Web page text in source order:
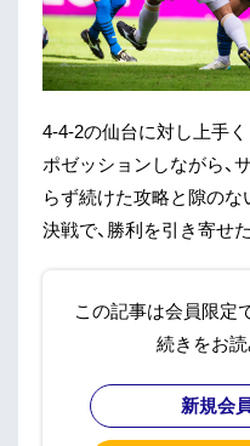
4-4-2の仙台に対し上手
ポゼッションしながら、
らず続けた攻略と隙のな
決戦で、勝利を引き寄せた
この記事は会員限定
続きをお読
新規会